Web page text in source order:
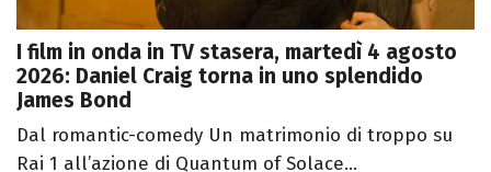
I film in onda in TV stasera, martedì 4 agosto
2026: Daniel Craig torna in uno splendido
James Bond
Dal romantic-comedy Un matrimonio di troppo su
Rai 1 all’azione di Quantum of Solace...